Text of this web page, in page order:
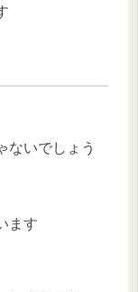
ないでしょう
ます